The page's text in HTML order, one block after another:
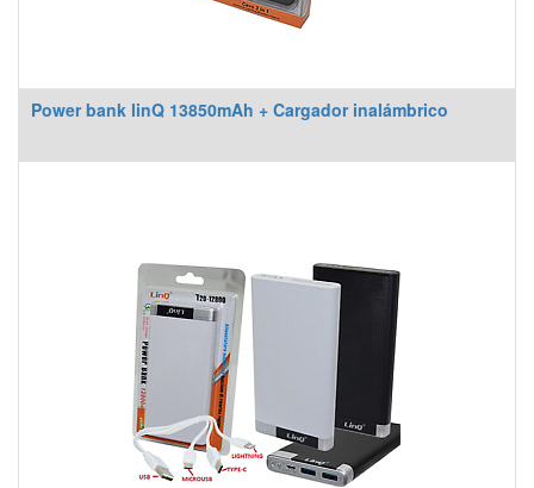
Power bank linQ 13850mAh + Cargador inalámbrico